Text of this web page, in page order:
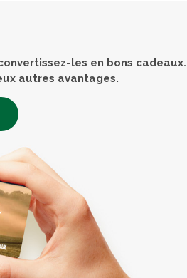
les en bons cadeaux.
autres avantages.